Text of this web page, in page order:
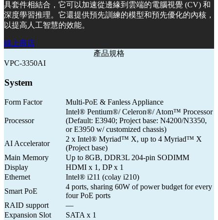
具套件相結合，它可以加速從邊緣到雲端的電腦視覺 (CV) 和
深度學習推理。它還提供預先訓練的模型和預先優化的內核，
以提高人工智慧的效能。
線上商店
產品規格
VPC-3350AI
System
Form Factor Multi-PoE & Fanless Appliance
Processor
Intel® Pentium®/ Celeron®/ Atom™ Processor
(Default: E3940; Project base: N4200/N3350,
or E3950 w/ customized chassis)
AI Accelerator
2 x Intel® Myriad™ X, up to 4 Myriad™ X
(Project base)
Main Memory
Up to 8GB, DDR3L 204-pin SODIMM
Display
HDMI x 1, DP x 1
Ethernet
Intel® i211 (colay i210)
Smart PoE
4 ports, sharing 60W of power budget for every
four PoE ports
RAID support
—
Expansion Slot
SATA x 1